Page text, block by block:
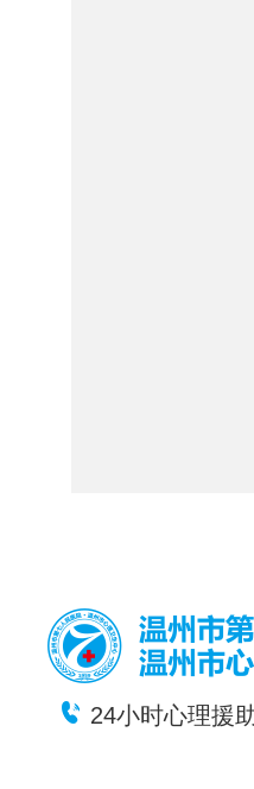
24小时心理援